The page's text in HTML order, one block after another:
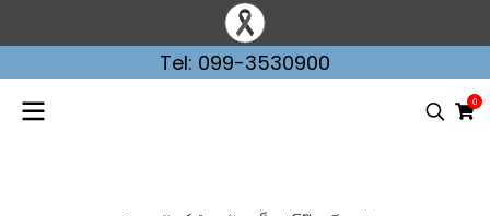
Tel: 099-3530900
0